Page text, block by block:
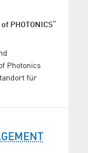
PHOTONICS“
Photonics
für